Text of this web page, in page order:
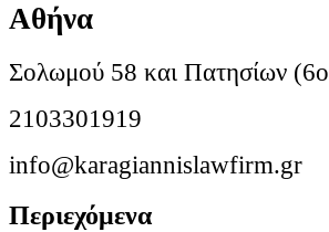
Αθήνα
Σολωμού 58 και Πατησίων
2103301919
info@karagiannislawfirm.gr
Περιεχόμενα